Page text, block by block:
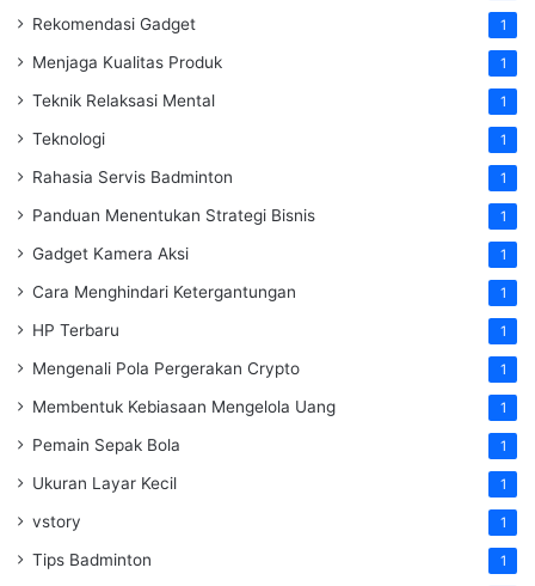
Rekomendasi Gadget 1
Menjaga Kualitas Produk 1
Teknik Relaksasi Mental 1
Teknologi 1
Rahasia Servis Badminton 1
Panduan Menentukan Strategi Bisnis 1
Gadget Kamera Aksi 1
Cara Menghindari Ketergantungan 1
HP Terbaru 1
Mengenali Pola Pergerakan Crypto 1
Membentuk Kebiasaan Mengelola Uang 1
Pemain Sepak Bola 1
Ukuran Layar Kecil 1
vstory 1
Tips Badminton 1